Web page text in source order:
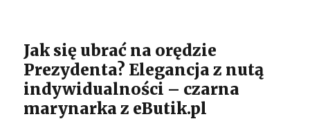
Jak się ubrać na orędzie
Prezydenta? Elegancja z nutą
indywidualności – czarna
marynarka z eButik.pl